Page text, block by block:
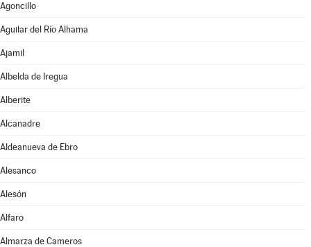
Agoncillo
Aguilar del Río Alhama
Ajamil
Albelda de Iregua
Alberite
Alcanadre
Aldeanueva de Ebro
Alesanco
Alesón
Alfaro
Almarza de Cameros